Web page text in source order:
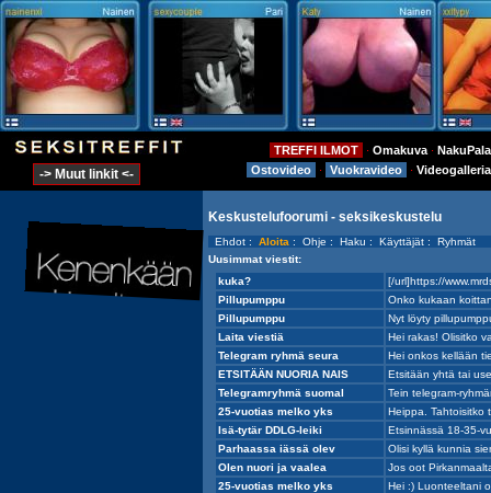
TREFFI ILMOT ⋅ Omakuva ⋅
Ostovideo
⋅ Vuokravideo ⋅ Videogalleria
-> Muut linkit <-
Keskustelufoorumi - seksikeskustelu
Ehdot : Aloita : Ohje : Haku : Käyttäjät : Ryhmät
Uusimmat viestit: